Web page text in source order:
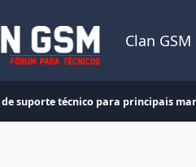
Clan GSM
suporte técnico para principais